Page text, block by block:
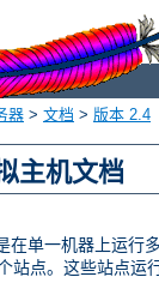
器 > 文档 > 版本 2.4
主机文档
在单一机器上运行
站点。这些站点运